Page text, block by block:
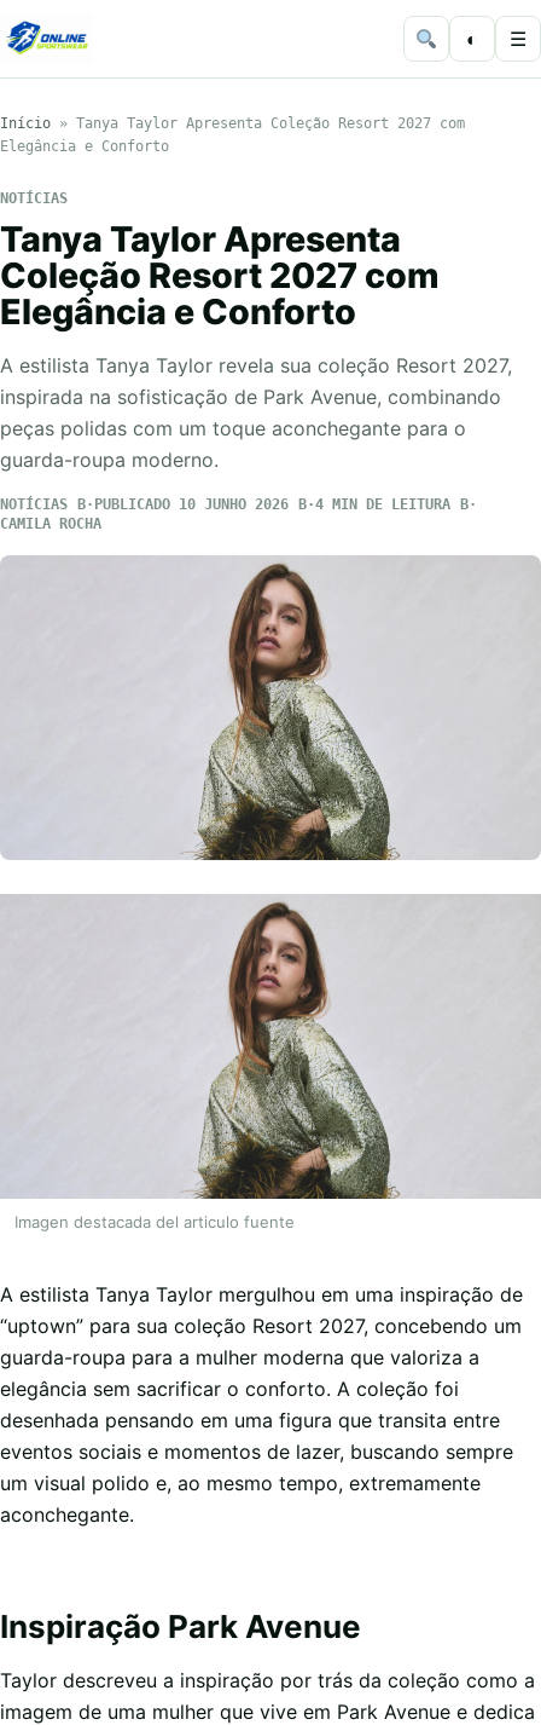
◐ ☰
Início » Tanya Taylor Apresenta Coleção Resort 2027 com
Elegância e Conforto
NOTÍCIAS
Tanya Taylor Apresenta
Coleção Resort 2027 com
Elegância e Conforto
A estilista Tanya Taylor revela sua coleção Resort 2027,
inspirada na sofisticação de Park Avenue, combinando
peças polidas com um toque aconchegante para o
guarda-roupa moderno.
NOTÍCIAS PUBLICADO 10 JUNHO 2026
4 MIN DE LEITURA
CAMILA ROCHA
Imagen destacada del articulo fuente
A estilista Tanya Taylor mergulhou em uma inspiração de
“uptown” para sua coleção Resort 2027, concebendo um
guarda-roupa para a mulher moderna que valoriza a
elegância sem sacrificar o conforto. A coleção foi
desenhada pensando em uma figura que transita entre
eventos sociais e momentos de lazer, buscando sempre
um visual polido e, ao mesmo tempo, extremamente
aconchegante.
Inspiração Park Avenue
Taylor descreveu a inspiração por trás da coleção como a
imagem de uma mulher que vive em Park Avenue e dedica